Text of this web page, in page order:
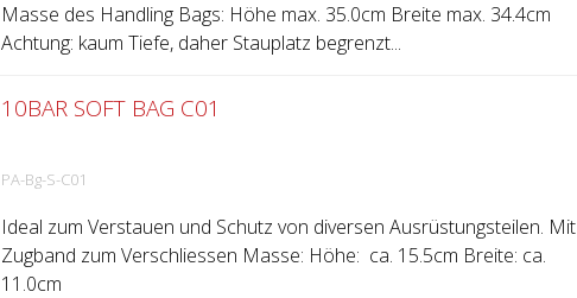
Masse des Handling Bags: Höhe max. 35.0cm Breite max. 34.4cm
Achtung: kaum Tiefe, daher Stauplatz begrenzt...
10BAR SOFT BAG C01
PA-Bg-S-C01
Ideal zum Verstauen und Schutz von diversen Ausrüstungsteilen. Mit
Zugband zum Verschliessen Masse: Höhe: ca. 15.5cm Breite: ca.
11.0cm